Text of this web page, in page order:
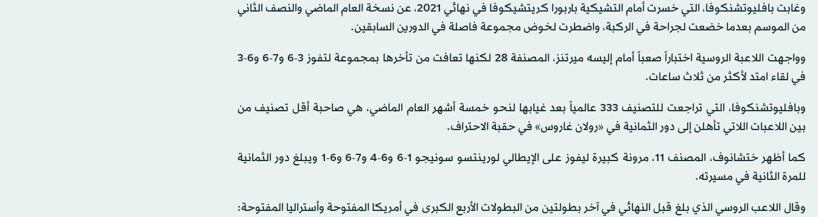
وغابت بافليوتشنكوفا، التي خسرت أمام التشيكية باربورا كريتشيكوفا في نهائي 2021، عن نسخة العام الماضي والنصف الثاني
من الموسم بعدما خضعت لجراحة في الركبة، واضطرت لخوض مجموعة فاصلة في الدورين السابقين.
وواجهت اللاعبة الروسية اختباراً صعباً أمام إليسه ميرتنز، المصنفة 28 لكنها تعافت من تأخرها بمجموعة لتفوز 3-6 و7-6 و6-3
في لقاء امتد لأكثر من ثلاث ساعات.
وبافليوتشنكوفا، التي تراجعت للتصنيف 333 عالمياً بعد غيابها لنحو خمسة أشهر العام الماضي، هي صاحبة أقل تصنيف من
بين اللاعبات اللاتي تأهلن إلى دور الثمانية في «رولان غاروس» في حقبة الاحتراف.
كما أظهر ختشانوف، المصنف 11، مرونة كبيرة ليفوز على الإيطالي لورينتسو سونيجو 1-6 و6-4 و7-6 و6-1 ويبلغ دور الثمانية
للمرة الثانية في مسيرته.
وقال اللاعب الروسي الذي بلغ قبل النهائي في آخر بطولتين من البطولات الأربع الكبرى في أمريكا المفتوحة وأستراليا المفتوحة: